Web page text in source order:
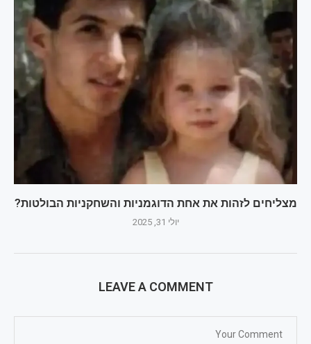
מצליחים לזהות את אחת הדוגמניות והשחקניות הבולטות?
יולי 31, 2025
LEAVE A COMMENT